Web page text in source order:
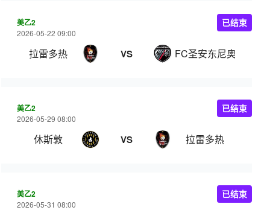
美乙2
2026-05-22 09:00
拉雷多热 VS FC圣安东尼奥B队
已结束
美乙2
2026-05-29 08:00
休斯敦 VS 拉雷多热
已结束
美乙2
2026-05-31 08:00
已结束